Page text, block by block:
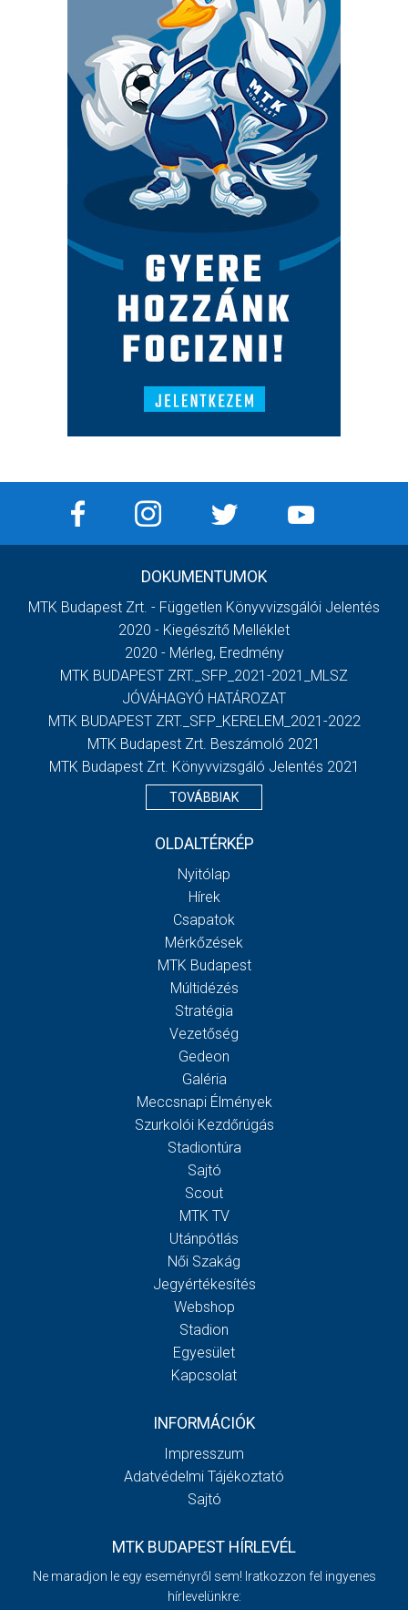
DOKUMENTUMOK
MTK Budapest Zrt. - Független Könyvvizsgálói Jelentés
2020 - Kiegészítő Melléklet
2020 - Mérleg, Eredmény
MTK BUDAPEST ZRT._SFP_2021-2021_MLSZ
JÓVÁHAGYÓ HATÁROZAT
MTK BUDAPEST ZRT._SFP_KERELEM_2021-2022
MTK Budapest Zrt. Beszámoló 2021
MTK Budapest Zrt. Könyvvizsgáló Jelentés 2021
TOVÁBBIAK
OLDALTÉRKÉP
Nyitólap
Hírek
Csapatok
Mérkőzések
MTK Budapest
Múltidézés
Stratégia
Vezetőség
Gedeon
Galéria
Meccsnapi Élmények
Szurkolói Kezdőrúgás
Stadiontúra
Sajtó
Scout
MTK TV
Utánpótlás
Női Szakág
Jegyértékesítés
Webshop
Stadion
Egyesület
Kapcsolat
INFORMÁCIÓK
Impresszum
Adatvédelmi Tájékoztató
Sajtó
MTK BUDAPEST HÍRLEVÉL
Ne maradjon le egy eseményről sem! Iratkozzon fel ingyenes
hírlevelünkre: